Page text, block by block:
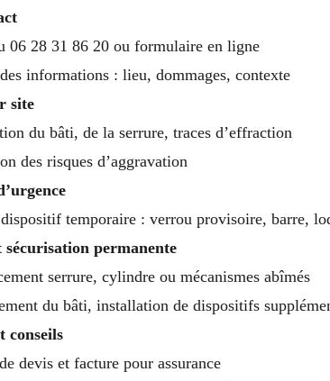
06 28 31 86 20 ou formulaire en ligne
informations : lieu, dommages, contexte
site
du bâti, de la serrure, traces d’effraction
des risques d’aggravation
dispositif temporaire : verrou provisoire, barre,
permanente
serrure, cylindre ou mécanismes abîmés
du bâti, installation de dispositifs
conseils
devis et facture pour assurance